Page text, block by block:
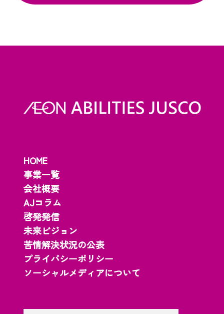
HOME
事業一覧
会社概要
AJコラム
啓発発信
未来ビジョン
苦情解決状況の公表
プライバシーポリシー
ソーシャルメディアについて